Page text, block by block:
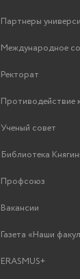
Партнеры
Международное
Ректорат
Противодействие
Ученый совет
Библиотека
Профсоюз
Вакансии
Газета «Наши
ERASMUS+